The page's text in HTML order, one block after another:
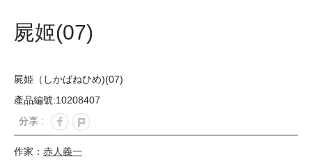
屍姬(07)
屍姫（しかばねひめ)(07)
產品編號:10208407
分享 :
作家： 赤人義一